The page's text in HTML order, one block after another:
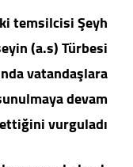
temsilcisi Şeyh
(a.s) Türbesi
vatandaşlara
devam
ettiğini vurguladı.